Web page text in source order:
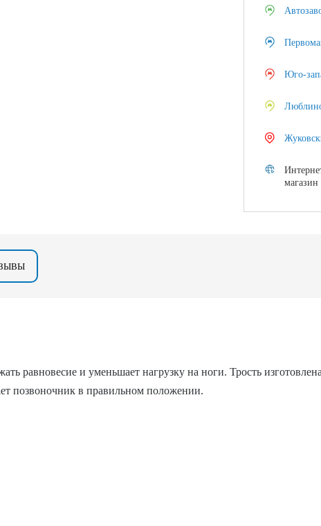
Юго-
магазин
равновесие и уменьшает нагрузку на ноги. Трость
позвоночник в правильном положении.